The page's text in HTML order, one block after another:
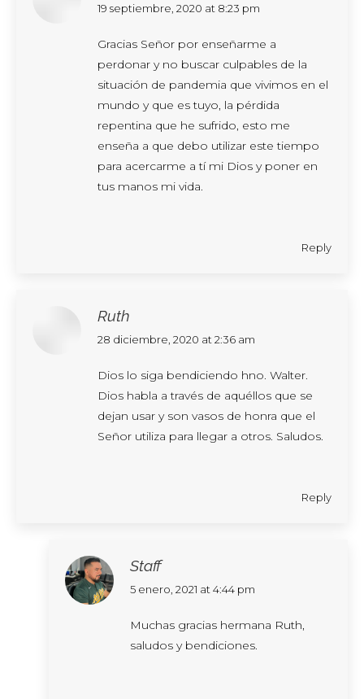
says:
19 septiembre, 2020 at 8:23 pm
Gracias Señor por enseñarme a
perdonar y no buscar culpables de la
situación de pandemia que vivimos en el
mundo y que es tuyo, la pérdida
repentina que he sufrido, esto me
enseña a que debo utilizar este tiempo
para acercarme a tí mi Dios y poner en
tus manos mi vida.
Reply
Ruth
says:
28 diciembre, 2020 at 2:36 am
Dios lo siga bendiciendo hno. Walter.
Dios habla a través de aquéllos que se
dejan usar y son vasos de honra que el
Señor utiliza para llegar a otros. Saludos.
Reply
Staff
says:
5 enero, 2021 at 4:44 pm
Muchas gracias hermana Ruth,
saludos y bendiciones.